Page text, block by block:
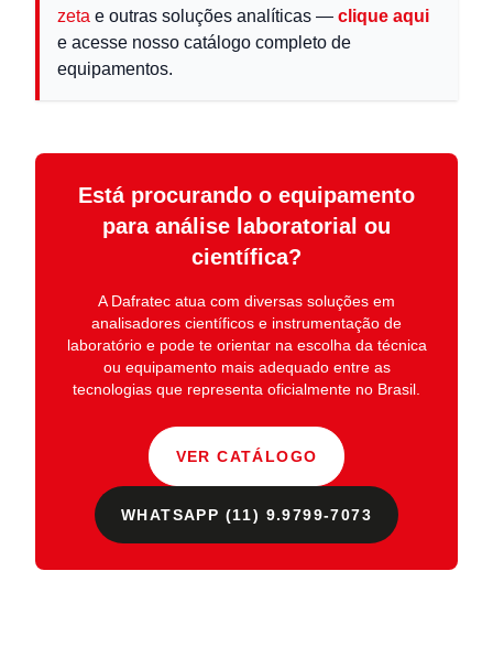
zeta e outras soluções analíticas — clique aqui
e acesse nosso catálogo completo de
equipamentos.
Está procurando o equipamento
para análise laboratorial ou
científica?
A Dafratec atua com diversas soluções em
analisadores científicos e instrumentação de
laboratórioe pode te orientar na escolha da técnica
ou equipamento mais adequado entre as
tecnologias que representa oficialmente no Brasil.
VER CATÁLOGO
WHATSAPP (11) 9.9799-7073